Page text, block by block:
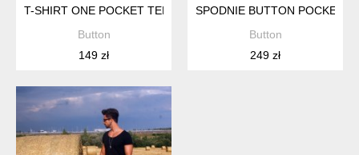
T-SHIRT ONE POCKET TEE UNISEX MUSZTARDOWA
Button
149 zł
SPODNIE BUTTON POCKET
Button
249 zł